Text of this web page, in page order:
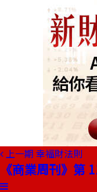
上一期 幸福財法則
《商業周刊》第